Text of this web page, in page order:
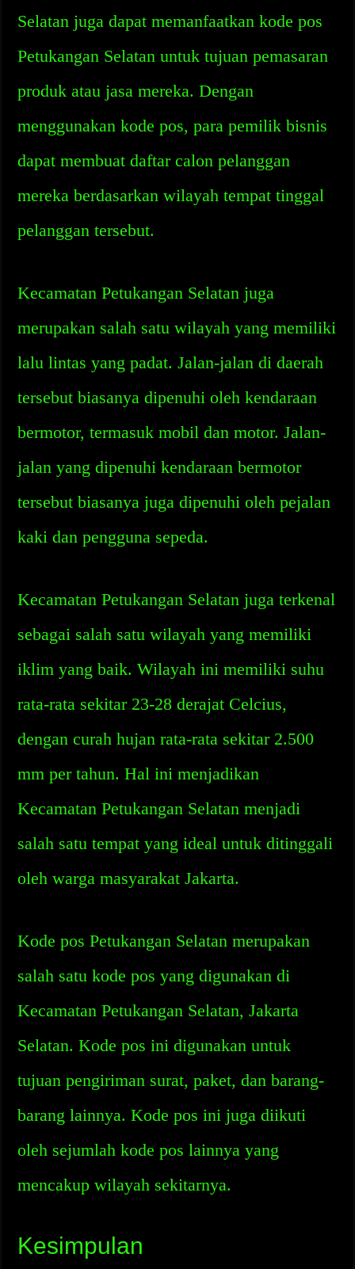
Selatan juga dapat memanfaatkan kode pos
Petukangan Selatan untuk tujuan pemasaran
produk atau jasa mereka. Dengan
menggunakan kode pos, para pemilik bisnis
dapat membuat daftar calon pelanggan
mereka berdasarkan wilayah tempat tinggal
pelanggan tersebut.
Kecamatan Petukangan Selatan juga
merupakan salah satu wilayah yang memiliki
lalu lintas yang padat. Jalan-jalan di daerah
tersebut biasanya dipenuhi oleh kendaraan
bermotor, termasuk mobil dan motor. Jalan-
jalan yang dipenuhi kendaraan bermotor
tersebut biasanya juga dipenuhi oleh pejalan
kaki dan pengguna sepeda.
Kecamatan Petukangan Selatan juga terkenal
sebagai salah satu wilayah yang memiliki
iklim yang baik. Wilayah ini memiliki suhu
rata-rata sekitar 23-28 derajat Celcius,
dengan curah hujan rata-rata sekitar 2.500
mm per tahun. Hal ini menjadikan
Kecamatan Petukangan Selatan menjadi
salah satu tempat yang ideal untuk ditinggali
oleh warga masyarakat Jakarta.
Kode pos Petukangan Selatan merupakan
salah satu kode pos yang digunakan di
Kecamatan Petukangan Selatan, Jakarta
Selatan. Kode pos ini digunakan untuk
tujuan pengiriman surat, paket, dan barang-
barang lainnya. Kode pos ini juga diikuti
oleh sejumlah kode pos lainnya yang
mencakup wilayah sekitarnya.
Kesimpulan